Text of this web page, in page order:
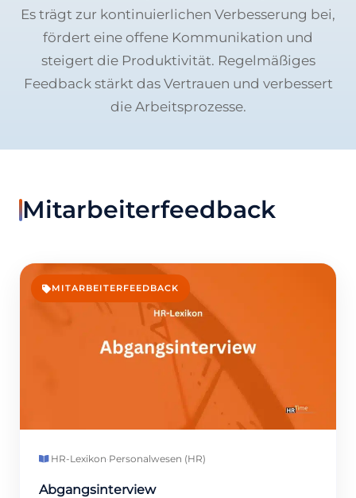
Es trägt zur kontinuierlichen Verbesserung bei,
fördert eine offene Kommunikation und
steigert die Produktivität. Regelmäßiges
Feedback stärkt das Vertrauen und verbessert
die Arbeitsprozesse.
Mitarbeiterfeedback
MITARBEITERFEEDBACK
HR-Lexikon·Personalwesen (HR)
Abgangsinterview